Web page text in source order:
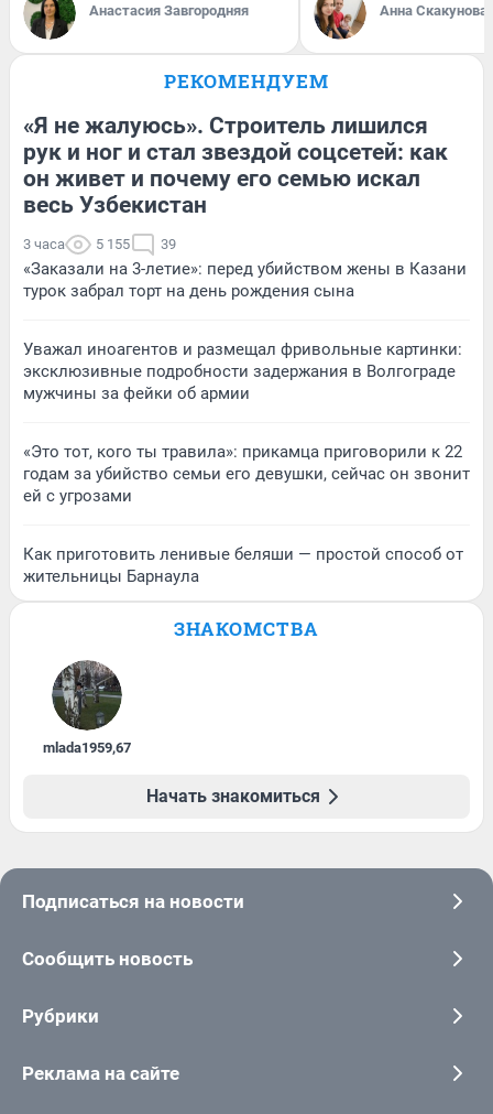
Анастасия Завгородняя Анна Скакунова
РЕКОМЕНДУЕМ
«Я не жалуюсь». Строитель лишился
рук и ног и стал звездой соцсетей: как
он живет и почему его семью искал
весь Узбекистан
3 часа 5 155 39
«Заказали на 3-летие»: перед убийством жены в Казани
турок забрал торт на день рождения сына
Уважал иноагентов и размещал фривольные картинки:
эксклюзивные подробности задержания в Волгограде
мужчины за фейки об армии
«Это тот, кого ты травила»: прикамца приговорили к 22
годам за убийство семьи его девушки, сейчас он звонит
ей с угрозами
Как приготовить ленивые беляши — простой способ от
жительницы Барнаула
ЗНАКОМСТВА
mlada1959,67
Начать знакомиться
Подписаться на новости
Сообщить новость
Рубрики
Реклама на сайте